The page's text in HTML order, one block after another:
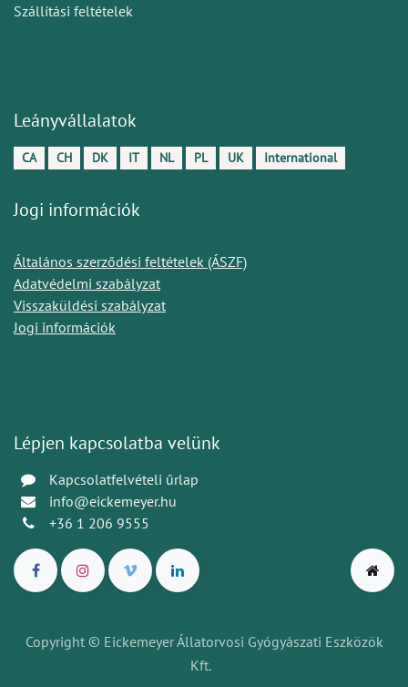
Szállítási feltételek
Leányvállalatok
CA CH DK IT NL PL UK International
Jogi információk
Általános szerződési feltételek (ÁSZF)
Adatvédelmi szabályzat
Visszaküldési szabályzat
Jogi információk
Lépjen kapcsolatba velünk
Kapcsolatfelvételi űrlap
info@eickemeyer.hu
+36 1 206 9555
Copyright © Eickemeyer Állatorvosi Gyógyászati Eszközök
Kft.